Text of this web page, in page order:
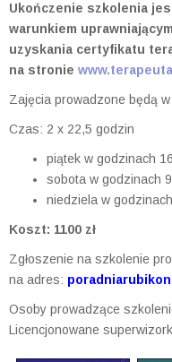
Ukończenie szkolenia
warunkiem
uzyskania certyfikatu
na stronie
Zajęcia prowadzone będą
Czas: 2 x 22,5 godzin
piątek w godzinach
sobota w godzinach
niedziela w
Koszt: 1100 zł
Zgłoszenie na szkolenie
na adres:
Osoby prowadzące
Licencjonowane